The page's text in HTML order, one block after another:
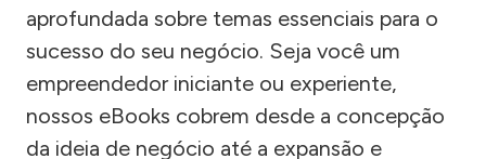
aprofundada sobre temas essenciais para o
sucesso do seu negócio. Seja você um
empreendedor iniciante ou experiente,
nossos eBooks cobrem desde a concepção
da ideia de negócio até a expansão e